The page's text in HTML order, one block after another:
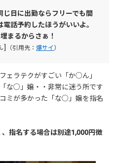
日に出勤ならフリーでも間
話予約したほうがいいよ。
まるからさぁ！
（引用先：爆サイ）
ェラテクがすごい「か○ん」
な○」嬢・・非常に迷う所です
ミが多かった「な○」嬢を指名
指名する場合は別途1,000円徴